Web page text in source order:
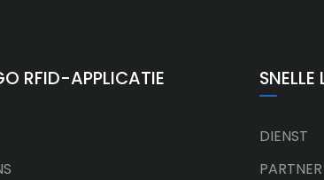
RFID-APPLICATIE SNELLE
DIENST
PARTNER